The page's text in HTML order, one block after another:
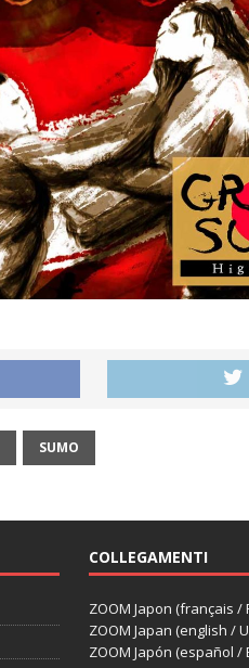
SUMO
COLLEGAMENTI
ZOOM Japon (français /
ZOOM Japan (english /
ZOOM Japón (español /